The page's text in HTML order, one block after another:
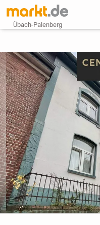
Übach-Palenberg
vorheriges Bild